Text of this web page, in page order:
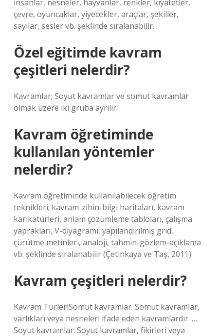
insanlar, nesneler, hayvanlar, renkler, kıyafetler,
çevre, oyuncaklar, yiyecekler, araçlar, şekiller,
sayılar, sesler vb. şeklinde sıralanabilir.
Özel eğitimde kavram
çeşitleri nelerdir?
Kavramlar; Soyut kavramlar ve somut kavramlar
olmak üzere iki gruba ayrılır.
Kavram öğretiminde
kullanılan yöntemler
nelerdir?
Kavram öğretiminde kullanılabilecek öğretim
teknikleri; kavram-zihin-bilgi haritaları, kavram
karikatürleri, anlam çözümleme tabloları, çalışma
yaprakları, V-diyagramı, yapılandırılmış grid,
çürütme metinleri, analoji, tahmin-gözlem-açıklama
vb. şeklinde sıralanabilir (Çetinkaya ve Taş, 2011).
Kavram çeşitleri nelerdir?
Kavram TürleriSomut kavramlar. Somut kavramlar,
varlıkları veya nesneleri ifade eden kavramlardır. …
Soyut kavramlar. Soyut kavramlar, fikirleri veya